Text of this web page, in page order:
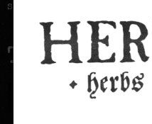
s'han identificat poden
També us